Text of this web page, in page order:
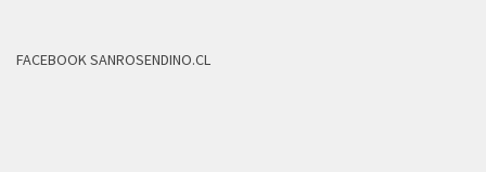
FACEBOOK SANROSENDINO.CL